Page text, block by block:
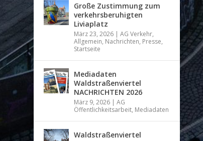
Große Zustimmung zum
verkehrsberuhigten
Liviaplatz
März 23, 2026 |AG Verkehr,
Allgemein, Nachrichten, Presse,
Startseite
Mediadaten
Waldstraßenviertel
NACHRICHTEN 2026
März 9, 2026 |AG
Öffentlichkeitsarbeit, Mediadaten
Waldstraßenviertel